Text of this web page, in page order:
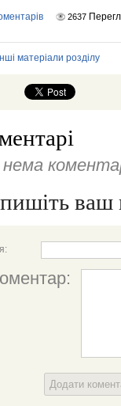
2637
Інші матеріали розділу
ваш
Додати